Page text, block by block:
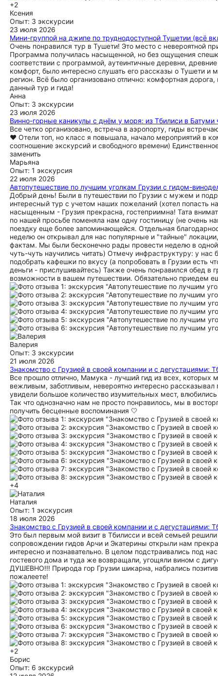
+2
Ксения
Опыт: 3 экскурсии
23 июля 2026
Мини-группой на джипе по труднодоступной Тушетии (всё
Очень понравился тур в Тушети! Это место с невероятной
Программа получилась насыщенной, но без ощущения
соответствии с программой, аутеинтичные деревни,
комфорт, было интересно слушать его рассказы о Тушети и
регион. Всё было организовано отлично: комфортная
данный тур и гида!
Анна
Опыт: 3 экскурсии
23 июля 2026
Винно-горные каникулы с днём у моря: из Тбилиси в Батуми
Все четко организовано, встреча в аэропорту, гиды
♥️ Отели топ, но класс я повышала, начало мероприятий в
соотношение экскурсий и свободного времени)
заменить
Марьяна
Опыт: 1 экскурсия
22 июля 2026
Автопутешествие по лучшим уголкам Грузии с гидом-
Добрый день! Были в путешествии по Грузии с мужем и
интересный тур с учетом наших пожеланий (хотел попасть
насыщенным - Грузия прекрасна, гостеприимна! Тата
по нашей просьбе поменяла нам одну гостиницу (не очень
поездку еще более запоминающейся. Отдельная
неделю он открывал для нас популярные и "тайные"
фактам. Мы были бесконечно рады провести неделю в
чуть-чуть научились читать) Отмечу инфраструктуру: у
подобрать кафешки по вкусу (а попробовать в Грузии есть
деньги - прислушивайтесь) Также очень понравился обед в
возможности в вашем путешествии. Обязательно приедем
Валерия
Опыт: 3 экскурсии
21 июля 2026
Знакомство с Грузией в своей компании и с дегустациями:
Все прошло отлично, Мамука - лучший гид из всех, которых
вежливым, заботливым, невероятно интересно
увидели большое количество изумительных мест,
Так что однозначно нам не просто понравилось, мы в
получить бесценные воспоминания 🤍
+4
Наталия
Опыт: 1 экскурсия
18 июля 2026
Знакомство с Грузией в своей компании и с дегустациями:
Это был первым мой визит в Тбилисси и всей семьей
сопровождении гидов Арчи и Экатерины открыли нам
интересно и познавательно. В целом подстраивались под
гостевого дома и туда же возвращали, угощяли вином с
ДУШЕВНО!!! Природа гор Грузии шикарна, набрались
пожалеете!
+2
Борис
Опыт: 6 экскурсий